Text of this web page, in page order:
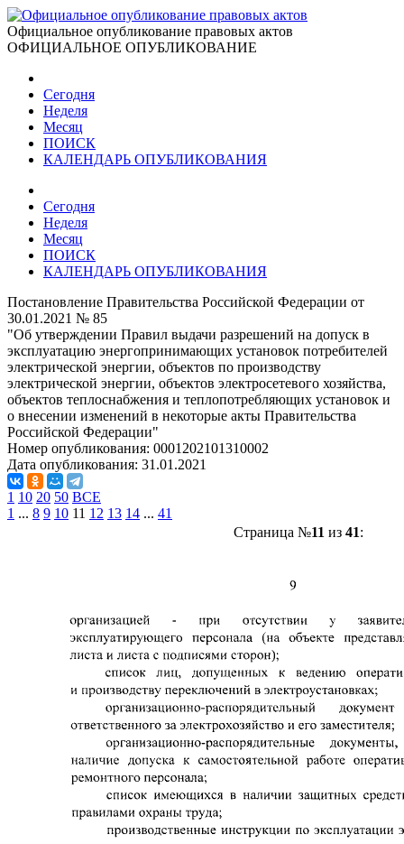
Официальное опубликование правовых актов
ОФИЦИАЛЬНОЕ ОПУБЛИКОВАНИЕ
Сегодня
Неделя
Месяц
ПОИСК
КАЛЕНДАРЬ ОПУБЛИКОВАНИЯ
Сегодня
Неделя
Месяц
ПОИСК
КАЛЕНДАРЬ ОПУБЛИКОВАНИЯ
Постановление Правительства Российской Федерации от
30.01.2021 № 85
"Об утверждении Правил выдачи разрешений на допуск в
эксплуатацию энергопринимающих установок потребителей
электрической энергии, объектов по производству
электрической энергии, объектов электросетевого хозяйства,
объектов теплоснабжения и теплопотребляющих установок и
о внесении изменений в некоторые акты Правительства
Российской Федерации"
Номер опубликования: 0001202101310002
Дата опубликования: 31.01.2021
1 10 20 50 ВСЕ
1 ... 8 9 10 11 12 13 14 ... 41
Страница №11 из 41: